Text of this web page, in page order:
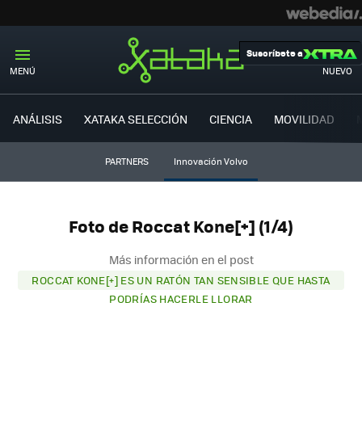
MENÚ NUEVO
Suscríbete a
ANÁLISIS XATAKA SELECCIÓN CIENCIA MOVILIDAD
PARTNERS Innovación Volvo
Foto de Roccat Kone[+] (1/4)
Más información en el post
ROCCAT KONE[+] ES UN RATÓN TAN SENSIBLE QUE HASTA
PODRÍAS HACERLE LLORAR